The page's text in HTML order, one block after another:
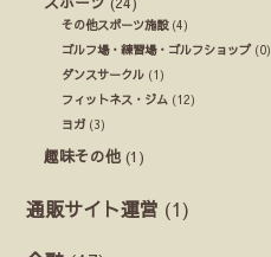
その他スポーツ施設(4)
ゴルフ場・練習場・ゴルフショップ(0)
ダンスサークル (1)
フィットネス・ジム (12)
ヨガ (3)
趣味その他 (1)
通販サイト運営 (1)